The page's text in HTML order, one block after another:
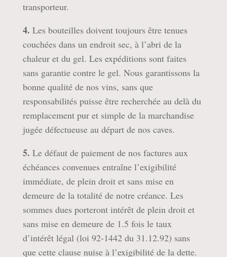
transporteur.
4. Les bouteilles doivent toujours être tenues
couchées dans un endroit sec, à l’abri de la
chaleur et du gel. Les expéditions sont faites
sans garantie contre le gel. Nous garantissons la
bonne qualité de nos vins, sans que
responsabilités puisse être recherchée au delà du
remplacement pur et simple de la marchandise
jugée défectueuse au départ de nos caves.
5. Le défaut de paiement de nos factures aux
échéances convenues entraîne l’exigibilité
immédiate, de plein droit et sans mise en
demeure de la totalité de notre créance. Les
sommes dues porteront intérêt de plein droit et
sans mise en demeure de 1.5 fois le taux
d’intérêt légal (loi 92-1442 du 31.12.92) sans
que cette clause nuise à l’exigibilité de la dette.